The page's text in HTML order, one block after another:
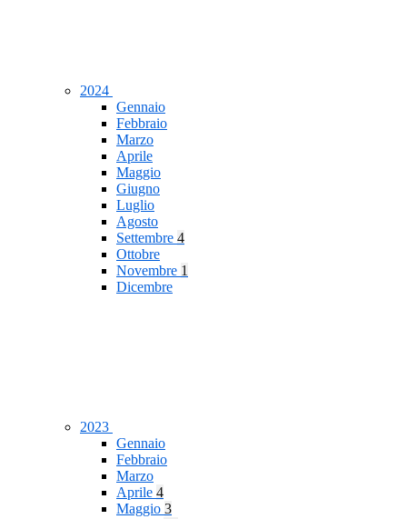
2024
Gennaio
Febbraio
Marzo
Aprile
Maggio
Giugno
Luglio
Agosto
Settembre 4
Ottobre
Novembre 1
Dicembre
2023
Gennaio
Febbraio
Marzo
Aprile 4
Maggio 3